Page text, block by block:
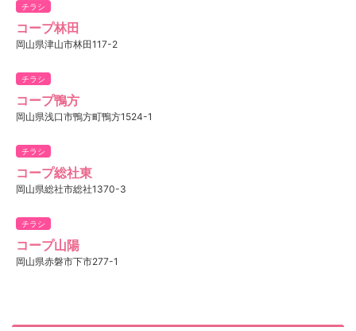
チラシ
コープ林田
岡山県津山市林田117-2
チラシ
コープ鴨方
岡山県浅口市鴨方町鴨方1524-1
チラシ
コープ総社東
岡山県総社市総社1370-3
チラシ
コープ山陽
岡山県赤磐市下市277-1